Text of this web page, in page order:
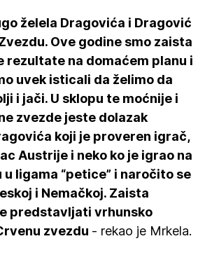
želela Dragovića i Dragović
Ove godine smo zaista
rezultate na domaćem planu i
uvek isticali da želimo da
i jači. U sklopu te moćnije i
zvezde jeste dolazak
koji je proveren igrač,
Austrije i neko ko je igrao na
ligama “petice” i naročito se
i Nemačkoj. Zaista
predstavljati vrhunsko
zvezdu - rekao je Mrkela.